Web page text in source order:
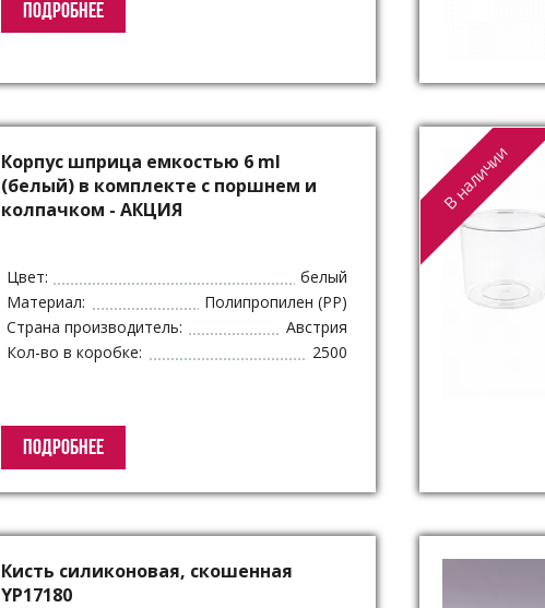
ПОДРОБНЕЕ
Корпус шприца емкостью 6 ml
(белый) в комплекте с поршнем и
колпачком - АКЦИЯ
Цвет:
белый
Материал:
Полипропилен (PP)
Страна производитель:
Австрия
Кол-во в коробке:
2500
ПОДРОБНЕЕ
В наличии
Кисть силиконовая, скошенная
YP17180